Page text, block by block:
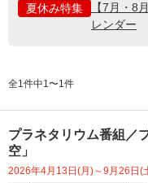
夏休み特集
【7月・8
レンダー
全1件中1〜1件
プラネタリウム番組／
空」
2026年4月13日(月)～9月26日(